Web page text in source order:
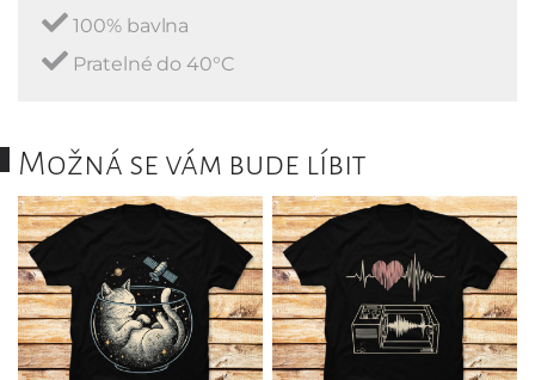
100% bavlna
Pratelné do 40°C
Možná se vám bude líbit